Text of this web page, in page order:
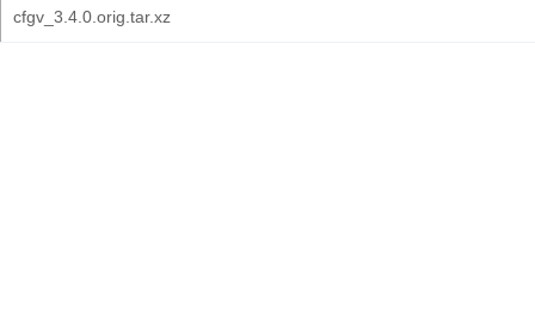
cfgv_3.4.0.orig.tar.xz